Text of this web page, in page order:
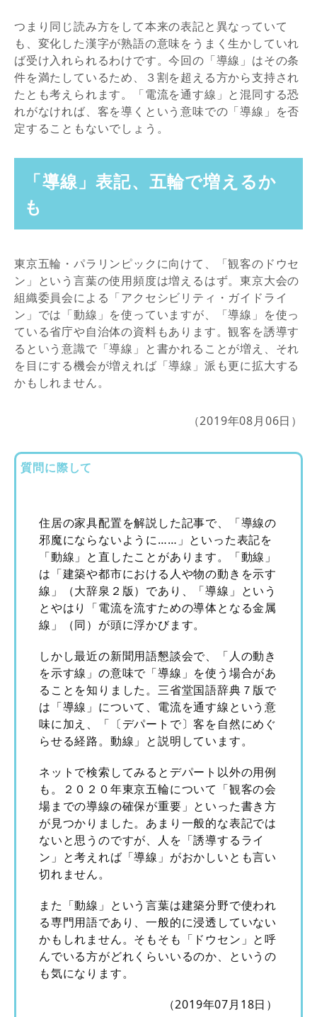
つまり同じ読み方をして本来の表記と異なっていて
も、変化した漢字が熟語の意味をうまく生かしていれ
ば受け入れられるわけです。今回の「導線」はその条
件を満たしているため、３割を超える方から支持され
たとも考えられます。「電流を通す線」と混同する恐
れがなければ、客を導くという意味での「導線」を否
定することもないでしょう。
「導線」表記、五輪で増えるか
も
東京五輪・パラリンピックに向けて、「観客のドウセ
ン」という言葉の使用頻度は増えるはず。東京大会の
組織委員会による「アクセシビリティ・ガイドライ
ン」では「動線」を使っていますが、「導線」を使っ
ている省庁や自治体の資料もあります。観客を誘導す
るという意識で「導線」と書かれることが増え、それ
を目にする機会が増えれば「導線」派も更に拡大する
かもしれません。
（2019年08月06日）
質問に際して
住居の家具配置を解説した記事で、「導線の
邪魔にならないように……」といった表記を
「動線」と直したことがあります。「動線」
は「建築や都市における人や物の動きを示す
線」（大辞泉２版）であり、「導線」という
とやはり「電流を流すための導体となる金属
線」（同）が頭に浮かびます。
しかし最近の新聞用語懇談会で、「人の動き
を示す線」の意味で「導線」を使う場合があ
ることを知りました。三省堂国語辞典７版で
は「導線」について、電流を通す線という意
味に加え、「〔デパートで〕客を自然にめぐ
らせる経路。動線」と説明しています。
ネットで検索してみるとデパート以外の用例
も。２０２０年東京五輪について「観客の会
場までの導線の確保が重要」といった書き方
が見つかりました。あまり一般的な表記では
ないと思うのですが、人を「誘導するライ
ン」と考えれば「導線」がおかしいとも言い
切れません。
また「動線」という言葉は建築分野で使われ
る専門用語であり、一般的に浸透していない
かもしれません。そもそも「ドウセン」と呼
んでいる方がどれくらいいるのか、というの
も気になります。
（2019年07月18日）